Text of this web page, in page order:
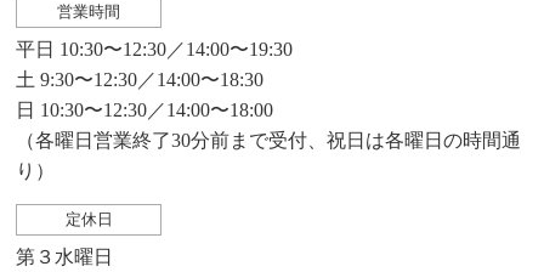
営業時間
平日 10:30〜12:30／14:00〜19:30
土 9:30〜12:30／14:00〜18:30
日 10:30〜12:30／14:00〜18:00
（各曜日営業終了30分前まで受付、祝日は各曜日の時間通
り）
定休日
第３水曜日